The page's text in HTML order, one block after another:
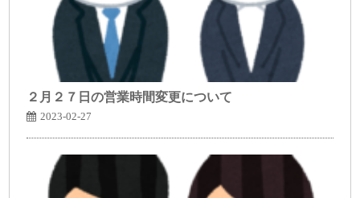
２月２７日の営業時間変更について
2023-02-27